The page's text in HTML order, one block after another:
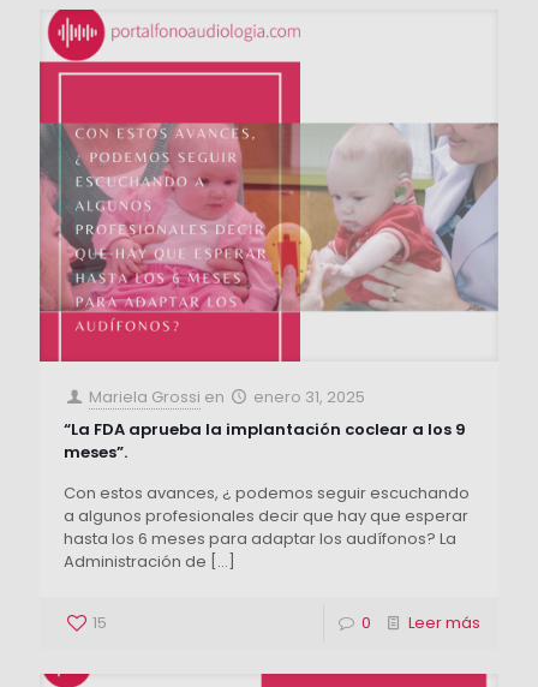
Mariela Grossi en
enero 31, 2025
“La FDA aprueba la implantación coclear a los 9
meses”.
Con estos avances, ¿ podemos seguir escuchando
a algunos profesionales decir que hay que esperar
hasta los 6 meses para adaptar los audífonos? La
Administración de […]
15 0 Leer más